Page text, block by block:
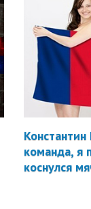
Константин
команда, я
коснулся